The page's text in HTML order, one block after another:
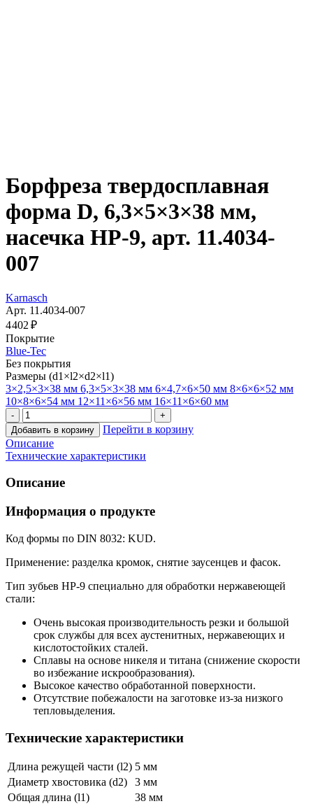
Борфреза твердосплавная
форма D, 6,3×5×3×38 мм,
насечка HP-9, арт. 11.4034-
007
Karnasch
Арт. 11.4034-007
4 402 ₽
Покрытие
Blue-Tec
Без покрытия
Размеры (d1×l2×d2×l1)
3×2,5×3×38 мм 6,3×5×3×38 мм 6×4,7×6×50 мм 8×6×6×52 мм
10×8×6×54 мм 12×11×6×56 мм 16×11×6×60 мм
Добавить в корзину
Перейти в корзину
Описание
Технические характеристики
Описание
Информация о продукте
Код формы по DIN 8032: KUD.
Применение: разделка кромок, снятие заусенцев и фасок.
Тип зубьев HP-9 специально для обработки нержавеющей
стали:
Очень высокая производительность резки и большой
срок службы для всех аустенитных, нержавеющих и
кислотостойких сталей.
Сплавы на основе никеля и титана (снижение скорости
во избежание искрообразования).
Высокое качество обработанной поверхности.
Отсутствие побежалости на заготовке из-за низкого
тепловыделения.
Технические характеристики
Длина режущей части (l2) 5 мм
Диаметр хвостовика (d2)
3 мм
Общая длина (l1)
38 мм